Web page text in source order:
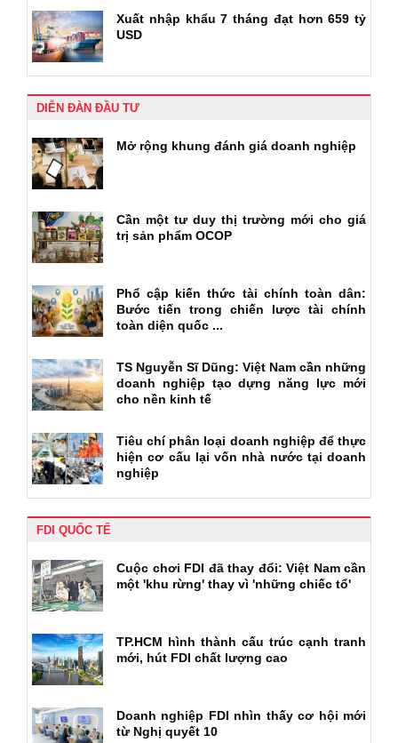
Xuất nhập khẩu 7 tháng đạt hơn 659 tỷ
USD
DIỄN ĐÀN ĐẦU TƯ
Mở rộng khung đánh giá doanh nghiệp
Cần một tư duy thị trường mới cho giá
trị sản phẩm OCOP
Phổ cập kiến thức tài chính toàn dân:
Bước tiến trong chiến lược tài chính
toàn diện quốc ...
TS Nguyễn Sĩ Dũng: Việt Nam cần những
doanh nghiệp tạo dựng năng lực mới
cho nền kinh tế
Tiêu chí phân loại doanh nghiệp để thực
hiện cơ cấu lại vốn nhà nước tại doanh
nghiệp
FDI QUỐC TẾ
Cuộc chơi FDI đã thay đổi: Việt Nam cần
một 'khu rừng' thay vì 'những chiếc tổ'
TP.HCM hình thành cấu trúc cạnh tranh
mới, hút FDI chất lượng cao
Doanh nghiệp FDI nhìn thấy cơ hội mới
từ Nghị quyết 10